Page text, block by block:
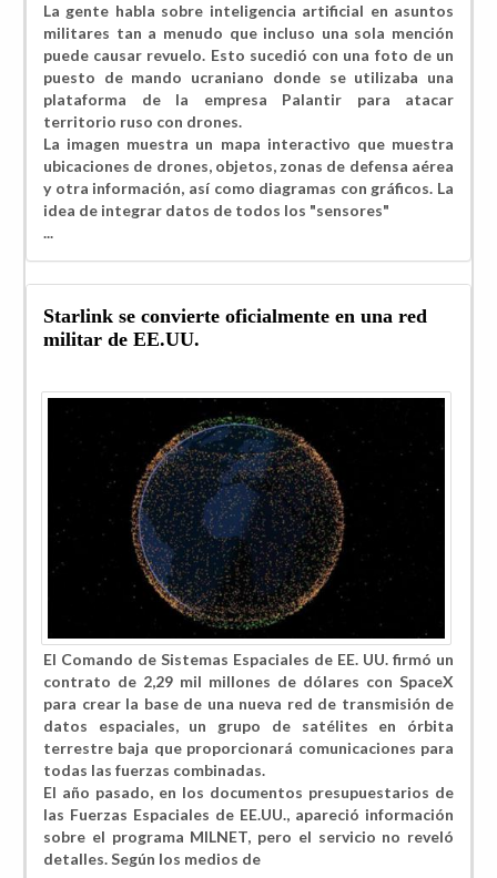
La gente habla sobre inteligencia artificial en asuntos
militares tan a menudo que incluso una sola mención
puede causar revuelo. Esto sucedió con una foto de un
puesto de mando ucraniano donde se utilizaba una
plataforma de la empresa Palantir para atacar
territorio ruso con drones.
La imagen muestra un mapa interactivo que muestra
ubicaciones de drones, objetos, zonas de defensa aérea
y otra información, así como diagramas con gráficos. La
idea de integrar datos de todos los "sensores"
...
Starlink se convierte oficialmente en una red
militar de EE.UU.
El Comando de Sistemas Espaciales de EE. UU. firmó un
contrato de 2,29 mil millones de dólares con SpaceX
para crear la base de una nueva red de transmisión de
datos espaciales, un grupo de satélites en órbita
terrestre baja que proporcionará comunicaciones para
todas las fuerzas combinadas.
El año pasado, en los documentos presupuestarios de
las Fuerzas Espaciales de EE.UU., apareció información
sobre el programa MILNET, pero el servicio no reveló
detalles. Según los medios de